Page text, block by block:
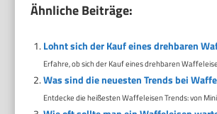
Ähnliche Beiträge:
Lohnt sich der Kauf eines drehbaren
Erfahre, ob sich der Kauf eines drehbaren
Was sind die neuesten Trends bei
Entdecke die heißesten Waffeleisen Trends: von